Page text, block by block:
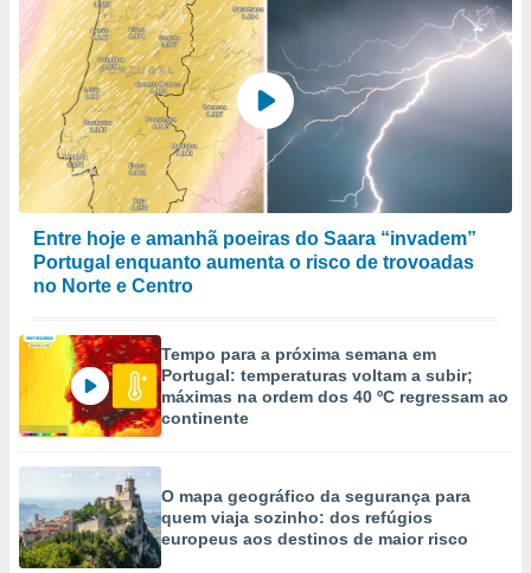
Entre hoje e amanhã poeiras do Saara “invadem”
Portugal enquanto aumenta o risco de trovoadas
no Norte e Centro
Tempo para a próxima semana em
Portugal: temperaturas voltam a subir;
máximas na ordem dos 40 ºC regressam ao
continente
O mapa geográfico da segurança para
quem viaja sozinho: dos refúgios
europeus aos destinos de maior risco